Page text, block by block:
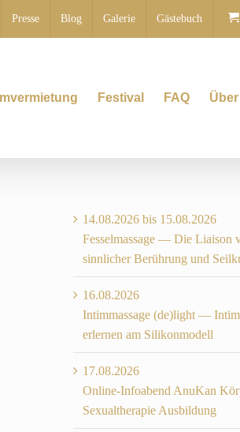
Presse Blog Galerie Gästebuch
Festival FAQ
14.08.2026 bis 15.08.2026
Fesselmassage — Die Liaison
sinnlicher Berührung und
16.08.2026
Intimmassage (de)light —
erlernen am Silikonmodell
17.08.2026
Online-Infoabend AnuKan
Sexualtherapie Ausbildung